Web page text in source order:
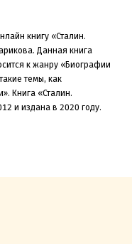
книгу «Сталин.
Данная книга
к жанру «Биографии
темы, как
. Книга «Сталин.
и издана в 2020 году.